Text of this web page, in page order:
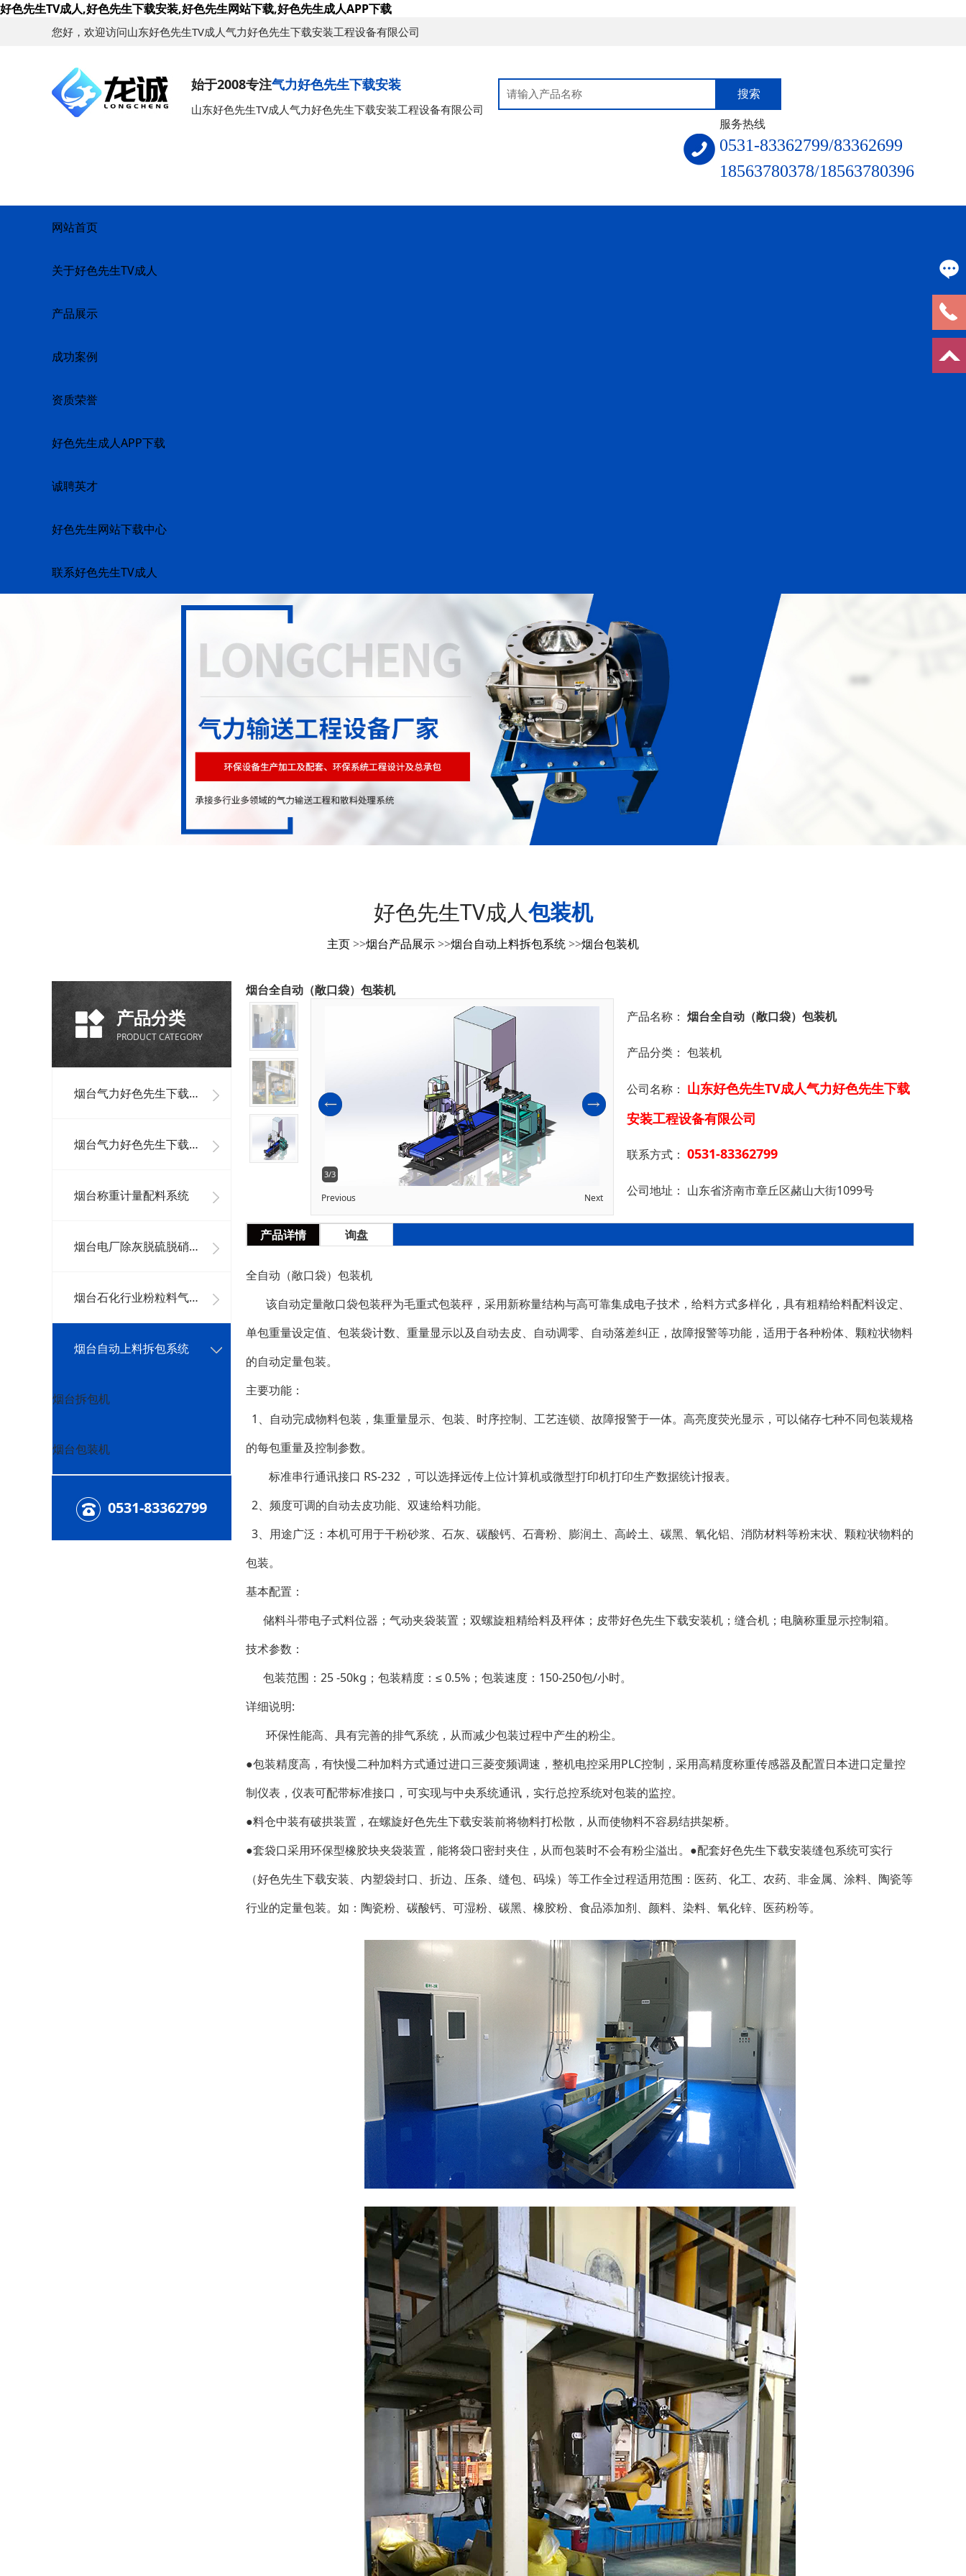
好色先生TV成人,好色先生下载安装,好色先生网站下载,好色先生成人APP下载
您好，欢迎访问山东好色先生TV成人气力好色先生下载安装工程设备有限公司
始于2008专注气力好色先生下载安装
山东好色先生TV成人气力好色先生下载安装工程设备有限公司
服务热线
0531-83362799/83362699
18563780378/18563780396
网站首页
关于好色先生TV成人
产品展示
成功案例
资质荣誉
好色先生成人APP下载
诚聘英才
好色先生网站下载中心
联系好色先生TV成人
好色先生TV成人包装机
主页>>烟台产品展示>>烟台自动上料拆包系统>>烟台包装机
产品分类
PRODUCT CATEGORY
烟台气力好色先生下载安装单机设备
烟台气力好色先生下载安装系统工程
烟台称重计量配料系统
烟台电厂除灰脱硫脱硝系统及其它好色先生下载安装系统
烟台石化行业粉粒料气力好色先生下载安装系统
烟台自动上料拆包系统
烟台拆包机
烟台包装机
0531-83362799
烟台全自动（敞口袋）包装机
3/3
Previous Next
产品名称： 烟台全自动（敞口袋）包装机
产品分类： 包装机
公司名称： 山东好色先生TV成人气力好色先生下载
安装工程设备有限公司
联系方式： 0531-83362799
公司地址： 山东省济南市章丘区赭山大街1099号
产品详情 询盘
全自动（敞口袋）包装机
该自动定量敞口袋包装秤为毛重式包装秤，采用新称量结构与高可靠集成电子技术，给料方式多样化，具有粗精给料配料设定、
单包重量设定值、包装袋计数、 重量显示以及自动去皮、自动调零、自动落差纠正，故障报警等功能，适用于各种粉体、颗粒状物料
的自动定量包装。
主要功能：
1、自动完成物料包装，集重量显示、包装、时序控制、工艺连锁、故障报警于一体。高亮度荧光显示，可以储存七种不同包装规格
的每包重量及控制参数。
标准串行通讯接口 RS-232 ，可以选择远传上位计算机或微型打印机打印生产数据统计报表。
2、频度可调的自动去皮功能、双速给料功能。
3、用途广泛：本机可用于干粉砂浆、石灰、碳酸钙、石膏粉、膨润土、高岭土、碳黑、氧化铝、消防材料等粉末状、颗粒状物料的
包装。
基本配置：
储料斗带电子式料位器；气动夹袋装置；双螺旋粗精给料及秤体；皮带好色先生下载安装机；缝合机；电脑称重显示控制箱。
技术参数：
包装范围：25 -50kg；包装精度：≤ 0.5%；包装速度：150-250包/小时。
详细说明:
环保性能高、具有完善的排气系统，从而减少包装过程中产生的粉尘。
●包装精度高，有快慢二种加料方式通过进口三菱变频调速，整机电控采用PLC控制，采用高精度称重传感器及配置日本进口定量控
制仪表，仪表可配带标准接口，可实现与中央系统通讯，实行总控系统对包装的监控。
●料仓中装有破拱装置，在螺旋好色先生下载安装前将物料打松散，从而使物料不容易结拱架桥。
●套袋口采用环保型橡胶块夹袋装置，能将袋口密封夹住，从而包装时不会有粉尘溢出。●配套好色先生下载安装缝包系统可实行
（好色先生下载安装、内塑袋封口、折边、压条、缝包、码垛）等工作全过程适用范围：医药、化工、农药、非金属、涂料、陶瓷等
行业的定量包装。如：陶瓷粉、碳酸钙、可湿粉、碳黑、橡胶粉、食品添加剂、颜料、染料、氧化锌、医药粉等。